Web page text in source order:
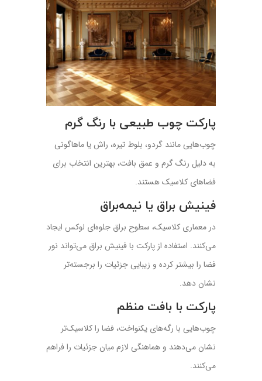
پارکت چوب طبیعی با رنگ گرم
چوب‌هایی مانند گردو، بلوط تیره، راش یا ماهاگونی
به دلیل رنگ‌ گرم و عمق بافت، بهترین انتخاب برای
فضاهای کلاسیک هستند.
فینیش براق یا نیمه‌براق
در معماری کلاسیک، سطوح براق جلوه‌ای لوکس ایجاد
می‌کنند. استفاده از پارکت با فینیش براق می‌تواند نور
فضا را بیشتر کرده و زیبایی جزئیات را برجسته‌تر
نشان دهد.
پارکت با بافت منظم
چوب‌هایی با رگه‌های یکنواخت، فضا را کلاسیک‌تر
نشان می‌دهند و هماهنگی لازم میان جزئیات را فراهم
می‌کنند.